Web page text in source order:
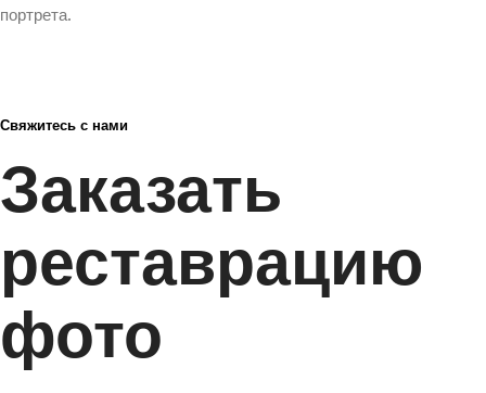
портрета.
Свяжитесь с нами
Заказать
реставрацию
фото